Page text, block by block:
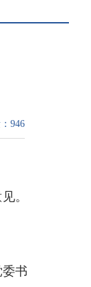
946
。
书